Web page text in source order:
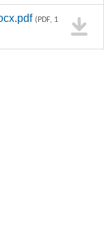
(PDF, 1